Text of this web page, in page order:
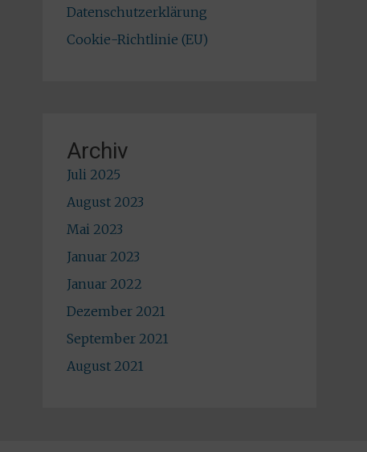
Datenschutzerklärung
Cookie-Richtlinie (EU)
Archiv
Juli 2025
August 2023
Mai 2023
Januar 2023
Januar 2022
Dezember 2021
September 2021
August 2021